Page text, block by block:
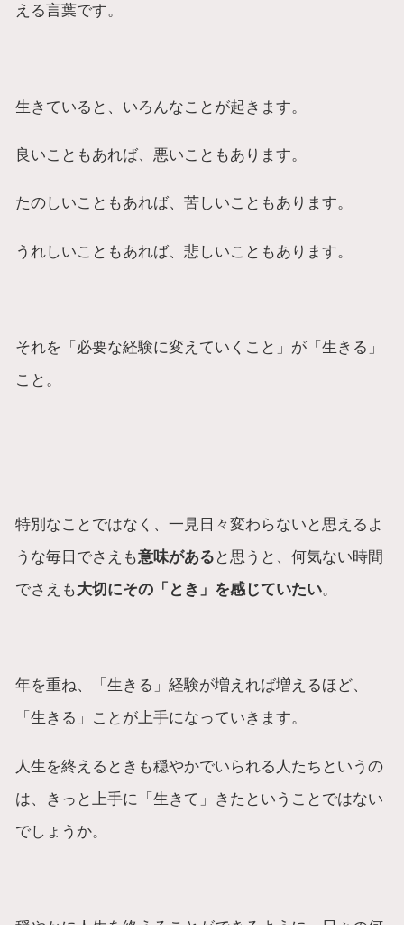
える言葉です。
生きていると、いろんなことが起きます。
良いこともあれば、悪いこともあります。
たのしいこともあれば、苦しいこともあります。
うれしいこともあれば、悲しいこともあります。
それを「必要な経験に変えていくこと」が「生きる」
こと。
特別なことではなく、一見日々変わらないと思えるよ
うな毎日でさえも意味がある と思うと、何気ない時間
でさえも大切にその「とき」を感じていたい。
年を重ね、「生きる」経験が増えれば増えるほど、
「生きる」ことが上手になっていきます。
人生を終えるときも穏やかでいられる人たちというの
は、きっと上手に「生きて」きたということではない
でしょうか。